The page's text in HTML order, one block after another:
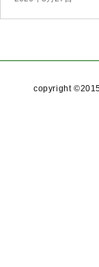
copyright